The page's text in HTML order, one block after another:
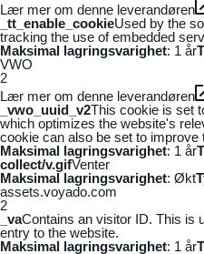
Lær mer om denne leverandøren
_tt_enable_cookieUsed by the
tracking the use of embedded
Maksimal lagringsvarighet: 1 år
VWO
2
Lær mer om denne leverandøren
_vwo_uuid_v2This cookie is set
which optimizes the website's
cookie can also be set to
Maksimal lagringsvarighet: 1 år
collect/v.gifVenter
Maksimal lagringsvarighet: Økt
assets.voyado.com
2
_vaContains an visitor ID. This is
entry to the website.
Maksimal lagringsvarighet: 1 år